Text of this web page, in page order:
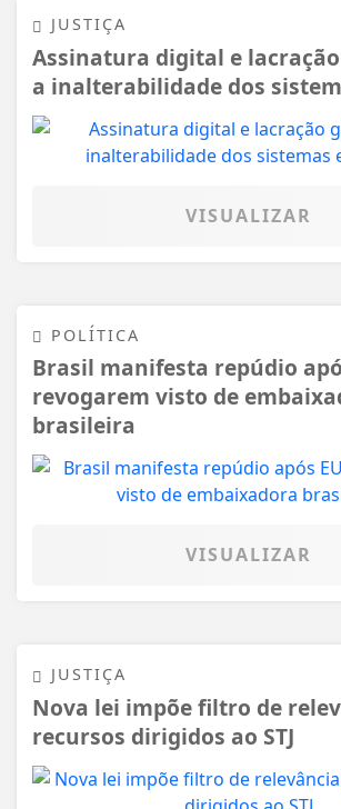
JUSTIÇA
Assinatura digital e
a inalterabilidade dos
VISUALIZAR
POLÍTICA
Brasil manifesta repúdio
revogarem visto de
brasileira
VISUALIZAR
JUSTIÇA
Nova lei impõe filtro de
recursos dirigidos ao STJ